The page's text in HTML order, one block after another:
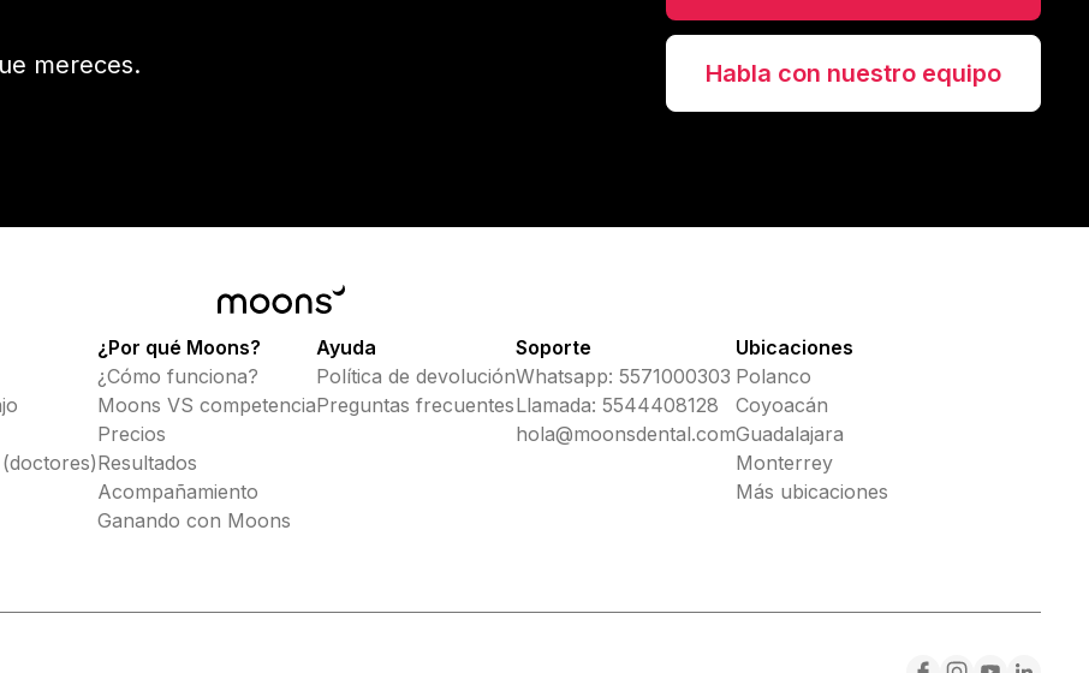
mereces. Habla con nuestro equipo
¿Por qué Moons?
¿Cómo funciona?
Moons VS competencia
Precios
Resultados
Acompañamiento
Ganando con Moons
Ayuda
Política de devolución
Preguntas frecuentes
Soporte
Whatsapp: 5571000303
Llamada: 5544408128
hola@moonsdental.com
Ubicaciones
Polanco
Coyoacán
Guadalajara
Monterrey
Más ubicaciones